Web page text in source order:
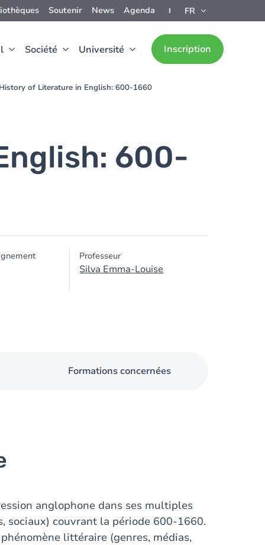
Soutenir News Agenda FR
Société Université Inscription
of Literature in English: 600-1660
600-
Professeur
Silva Emma-Louise
Formations concernées
anglophone dans ses multiples
couvrant la période 600-1660.
littéraire (genres, médias,